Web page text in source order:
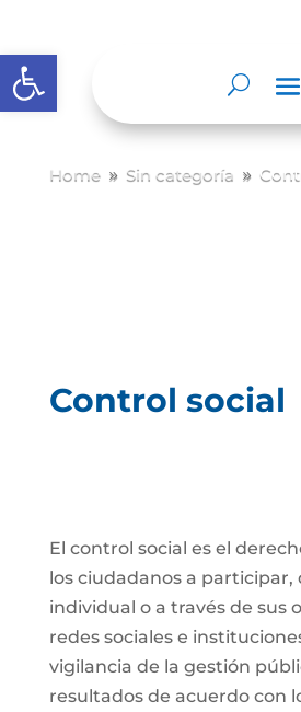
Abrir barra de herramientas
Home 9 Sin categoría 9
Control social
El control social es el
los ciudadanos a participar,
individual o a través de sus
redes sociales e
vigilancia de la gestión
resultados de acuerdo con